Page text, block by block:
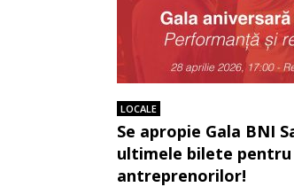
LOCALE
Se apropie Gala BNI
ultimele bilete
antreprenorilor!